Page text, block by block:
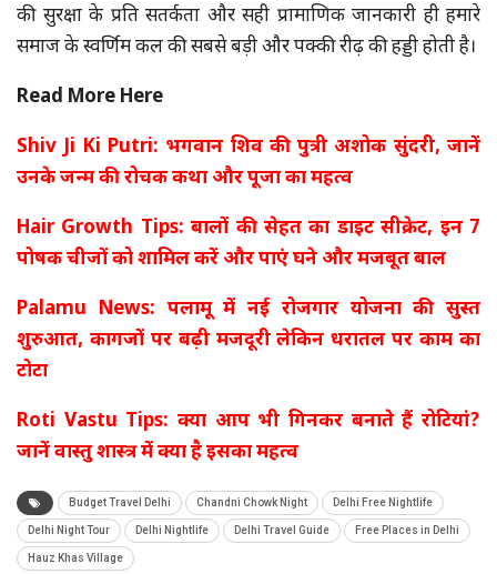
की सुरक्षा के प्रति सतर्कता और सही प्रामाणिक जानकारी ही हमारे
समाज के स्वर्णिम कल की सबसे बड़ी और पक्की रीढ़ की हड्डी होती है।
Read More Here
Shiv Ji Ki Putri: भगवान शिव की पुत्री अशोक सुंदरी, जानें
उनके जन्म की रोचक कथा और पूजा का महत्व
Hair Growth Tips: बालों की सेहत का डाइट सीक्रेट, इन 7
पोषक चीजों को शामिल करें और पाएं घने और मजबूत बाल
Palamu News: पलामू में नई रोजगार योजना की सुस्त
शुरुआत, कागजों पर बढ़ी मजदूरी लेकिन धरातल पर काम का
टोटा
Roti Vastu Tips: क्या आप भी गिनकर बनाते हैं रोटियां?
जानें वास्तु शास्त्र में क्या है इसका महत्व
Budget Travel Delhi Chandni Chowk Night Delhi Free Nightlife
Delhi Night Tour Delhi Nightlife Delhi Travel Guide Free Places in Delhi
Hauz Khas Village